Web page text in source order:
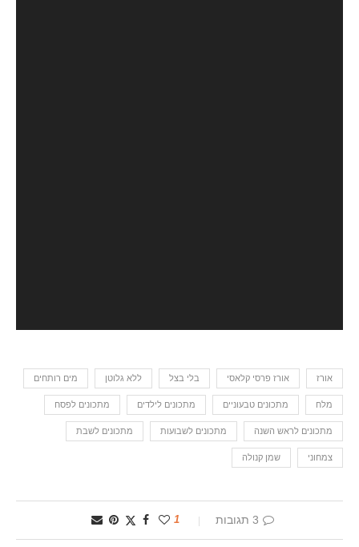
אורז אורז פרסי קלאסי בלי בצל ללא גלוטן מים רותחים
מלח מתכונים טבעוניים מתכונים לילדים מתכונים לפסח
מתכונים לראש השנה מתכונים לשבועות מתכונים לשבת
צמחוני שמן קנולה
3 תגובות 1